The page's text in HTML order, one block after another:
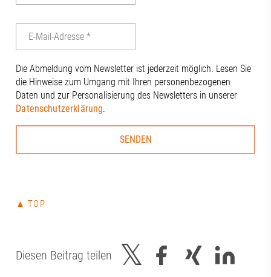
Die Abmeldung vom Newsletter ist jederzeit möglich. Lesen Sie
die Hinweise zum Umgang mit Ihren personenbezogenen
Daten und zur Personalisierung des Newsletters in unserer
Datenschutzerklärung.
▲ TOP
Diesen Beitrag teilen